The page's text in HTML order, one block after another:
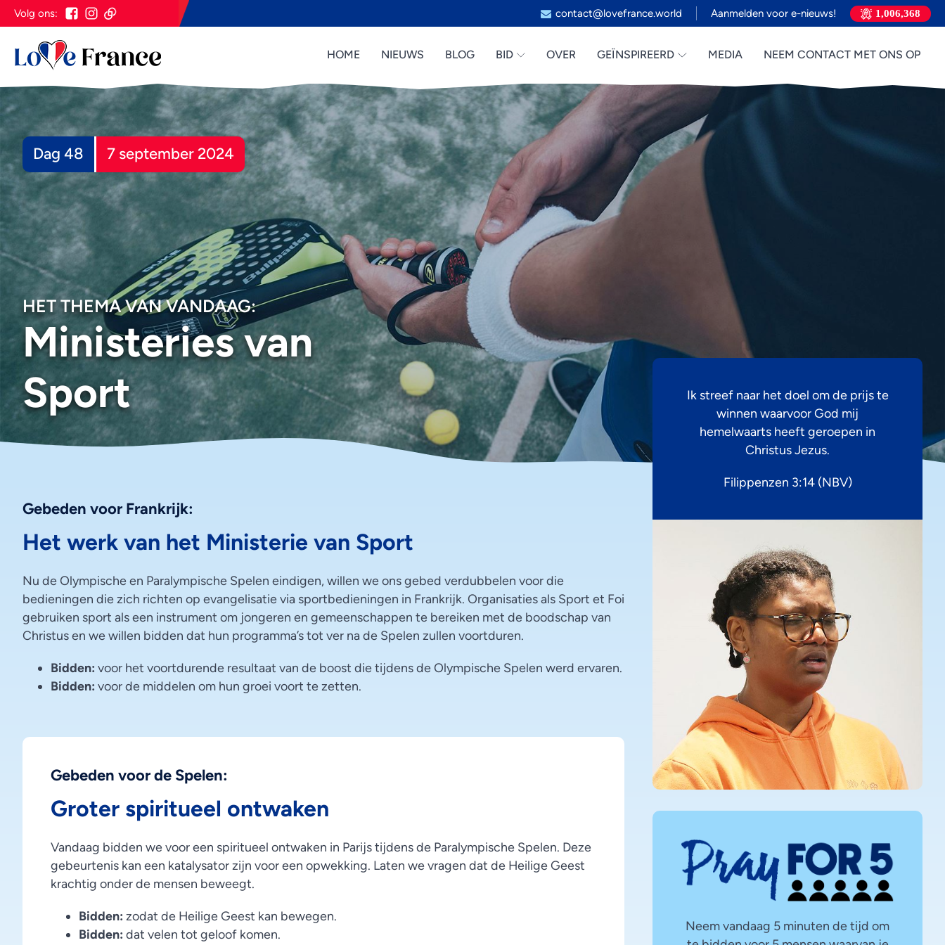
Volg ons: contact@lovefrance.world Aanmelden voor e-nieuws! 1,006,368
HOME NIEUWS BLOG BID OVER GEÏNSPIREERD MEDIA NEEM CONTACT MET ONS OP
Dag 48 7 september 2024
HET THEMA VAN VANDAAG:
Ministeries van
Sport
Gebeden voor Frankrijk:
Het werk van het Ministerie van Sport
Nu de Olympische en Paralympische Spelen eindigen, willen we ons gebed verdubbelen voor die
bedieningen die zich richten op evangelisatie via sportbedieningen in Frankrijk. Organisaties als Sport et Foi
gebruiken sport als een instrument om jongeren en gemeenschappen te bereiken met de boodschap van
Christus en we willen bidden dat hun programma’s tot ver na de Spelen zullen voortduren.
Bidden: voor het voortdurende resultaat van de boost die tijdens de Olympische Spelen werd ervaren.
Bidden: voor de middelen om hun groei voort te zetten.
Gebeden voor de Spelen:
Groter spiritueel ontwaken
Vandaag bidden we voor een spiritueel ontwaken in Parijs tijdens de Paralympische Spelen. Deze
gebeurtenis kan een katalysator zijn voor een opwekking. Laten we vragen dat de Heilige Geest
krachtig onder de mensen beweegt.
Bidden: zodat de Heilige Geest kan bewegen.
Bidden: dat velen tot geloof komen.
Ik streef naar het doel om de prijs te
winnen waarvoor God mij
hemelwaarts heeft geroepen in
Christus Jezus.
Filippenzen 3:14 (NBV)
Neem vandaag 5 minuten de tijd om